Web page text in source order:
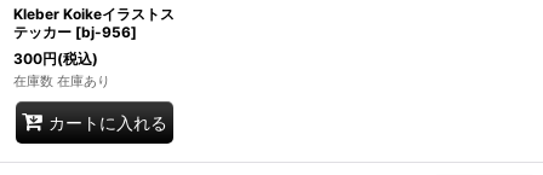
Kleber Koikeイラストス
テッカー [bj-956]
300円(税込)
在庫数 在庫あり
カートに入れる